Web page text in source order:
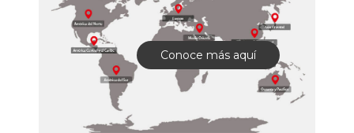
Conoce más aquí